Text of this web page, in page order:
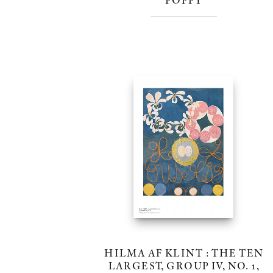
HILMA AF KLINT : THE TEN
LARGEST, GROUP IV, NO. 1,